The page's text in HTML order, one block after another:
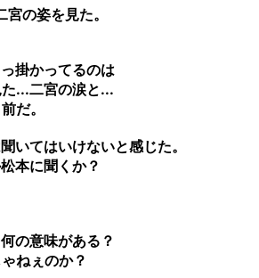
の姿を見た。
掛かってるのは
...二宮の涙と...
だ。
いてはいけないと感じた。
本に聞くか？
の意味がある？
ねぇのか？